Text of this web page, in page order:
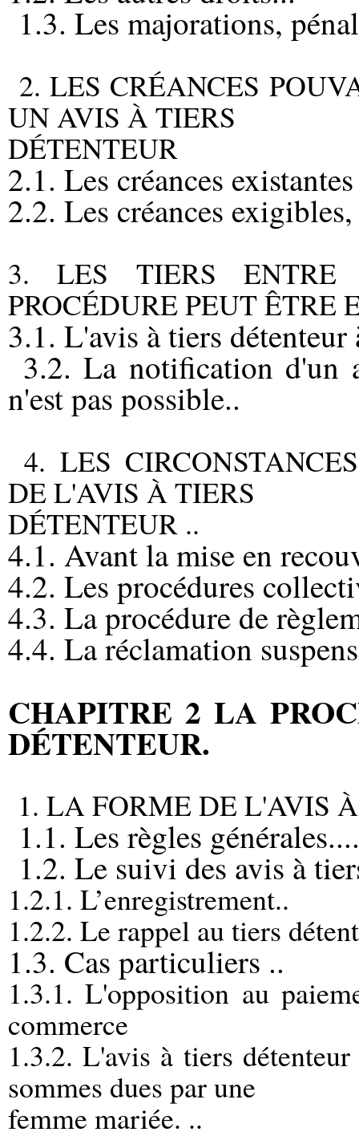
1.3. Les majorations,
2. LES CRÉANCES
UN AVIS À TIERS
DÉTENTEUR
2.1. Les créances
2.2. Les créances
3. LES TIERS ENTRE
PROCÉDURE PEUT ÊTRE
3.1. L'avis à tiers
3.2. La notification d'un
n'est pas possible..
4. LES
DE L'AVIS À TIERS
DÉTENTEUR ..
4.1. Avant la mise en
4.2. Les procédures
4.3. La procédure de
4.4. La réclamation
CHAPITRE 2 LA
DÉTENTEUR.
1. LA FORME DE L'AVIS
1.1. Les règles générales....
1.2. Le suivi des avis à
1.2.1. L’enregistrement..
1.2.2. Le rappel au tiers
1.3. Cas particuliers ..
1.3.1. L'opposition au
commerce
1.3.2. L'avis à tiers
sommes dues par une
femme mariée. ..